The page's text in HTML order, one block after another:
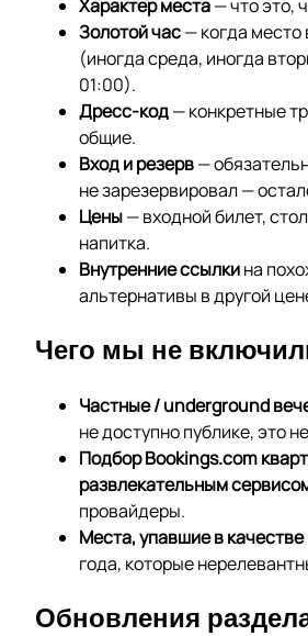
Характер места— что это,
Золотой час— когда
(иногда среда, иногда
01:00).
Дресс-код— конкретные
общие.
Вход и резерв—
не зарезервировал —
Цены— входной билет,
напитка.
Внутренние ссылкина
альтернативы в другой
Чего мы не
Частные / underground
не доступно публике, это
Подбор Bookings.com
развлекательным
провайдеры.
Места, упавшие в качестве
года, которые
Обновления